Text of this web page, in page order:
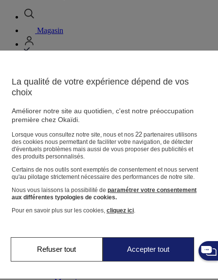
Magasin
Panier
Naissance0-12 mois
Magasins
Livraison
La qualité de votre expérience dépend de vos
choix
Améliorer notre site au quotidien, c'est notre préoccupation
première chez Okaïdi.
Lorsque vous consultez notre site, nous et nos 22partenaires utilisons
des cookies nous permettant de faciliter votre navigation, de détecter
d'éventuels problèmes mais aussi de vous proposer des publicités et
des produits personnalisés.
Certains de nos outils sont exemptés de consentement et nous servent
qu'au pilotage strictement nécessaire des performances de notre site.
Nous vous laissons la possibilité de paramétrer votre consentement
aux différentes typologies de cookies.
Pour en savoir plus sur les cookies, cliquez ici.
Refuser tout Accepter tout